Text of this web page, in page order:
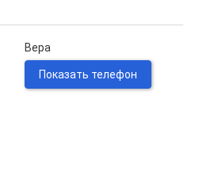
Вера
Показать телефон